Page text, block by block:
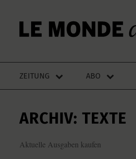
ZEITUNG ABO
ARCHIV: TEXTE
Aktuelle Ausgaben kaufen